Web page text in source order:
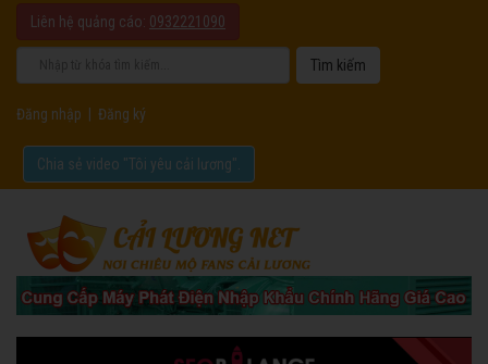
Liên hệ quảng cáo: 0932221090
Đăng nhập Đăng ký
Chia sẻ video "Tôi yêu cải lương".